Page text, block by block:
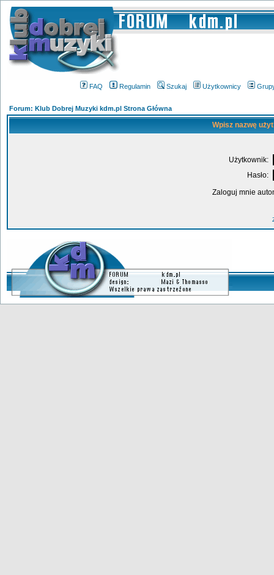
FAQ Regulamin Szukaj Użytkownicy
Forum: Klub Dobrej Muzyki kdm.pl Strona Główna
Wpisz nazwę
Użytkownik:
Hasło:
Zaloguj mnie